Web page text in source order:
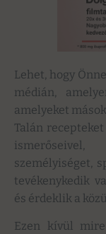
Lehet, hogy
médián,
amelyeket
Talán
személyiséget,
tevékenykedik
és érdeklik a
Ezen kívül